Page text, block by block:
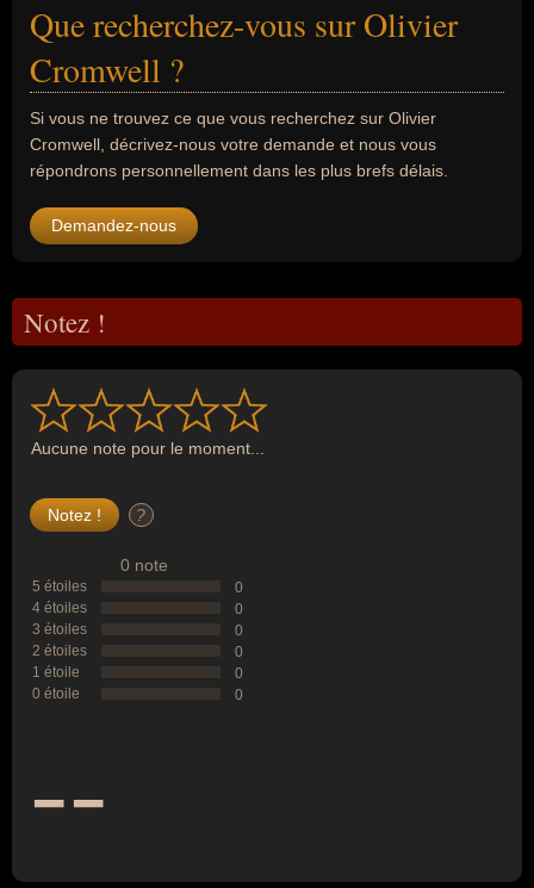
Que recherchez-vous sur Olivier
Cromwell ?
Si vous ne trouvez ce que vous recherchez sur Olivier
Cromwell, décrivez-nous votre demande et nous vous
répondrons personnellement dans les plus brefs délais.
Demandez-nous
Notez !
Aucune note pour le moment...
?
0 note
5 étoiles
0
4 étoiles
0
3 étoiles
0
2 étoiles
0
1 étoile
0
0 étoile
0
--